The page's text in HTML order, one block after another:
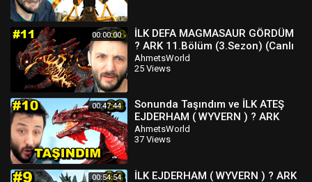
00:00:00
İLK DEFA MAGMASAUR GÖRDÜM
? ARK 11.Bölüm (3.Sezon) (Canlı
Yayın) Lost İsland
AhmetsWorld
25 Views
00:47:44
Sonunda Taşındım ve İLK ATEŞ
EJDERHAM ( WYVERN ) ? ARK
10.Bölüm (3.Sezon) Lost İsland
AhmetsWorld
37 Views
00:54:54
İLK EJDERHAM ( WYVERN ) ? ARK